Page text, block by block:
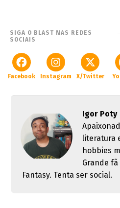
SIGA O BLAST NAS REDES
SOCIAIS
Facebook Instagram X/Twitter
Igor Poty
literatura
hobbies
Grande fã
Fantasy. Tenta ser social.